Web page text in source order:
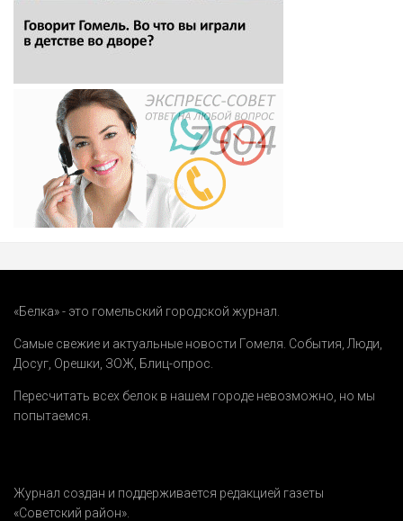
«Белка» - это гомельский городской журнал.
Самые свежие и актуальные новости Гомеля. События Люди
Досуг Орешки ЗОЖ Блиц-опрос
Пересчитать всех белок в нашем городе невозможно, но мы
попытаемся.
Журнал создан и поддерживается редакцией газеты
«Советский район».